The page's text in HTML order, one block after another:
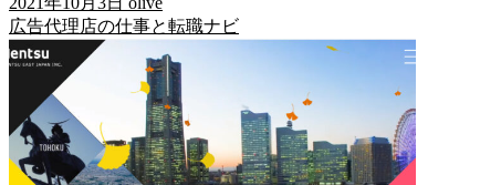
広告代理店の仕事と転職ナビ